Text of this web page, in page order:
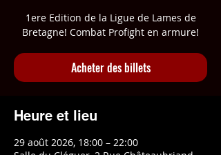
1ere Edition de la Ligue de Lames de
Bretagne! Combat Profight en armure!
Acheter des billets
Heure et lieu
29 août 2026, 18:00 – 22:00